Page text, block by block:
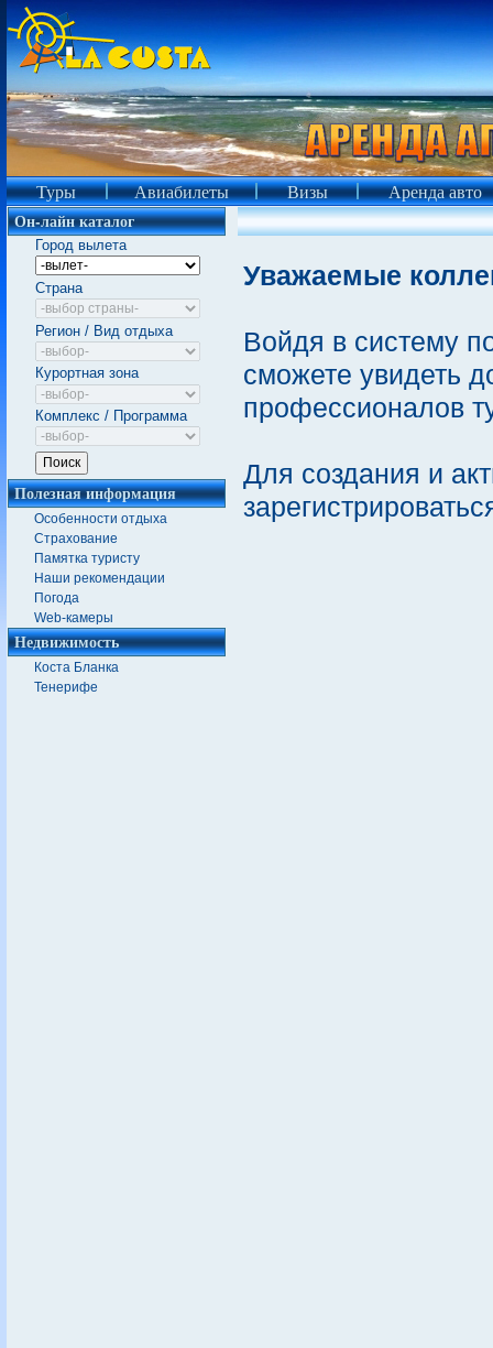
Туры Авиабилеты Визы
Аренда авто
Он-лайн каталог
Город вылета
Страна
Регион / Вид отдыха
Курортная зона
Комплекс / Программа
Полезная информация
Особенности отдыха
Страхование
Памятка туристу
Наши рекомендации
Погода
Web-камеры
Недвижимость
Коста Бланка
Тенерифе
Уважаемые
Войдя в систему
сможете увидеть
профессионалов
Для создания и